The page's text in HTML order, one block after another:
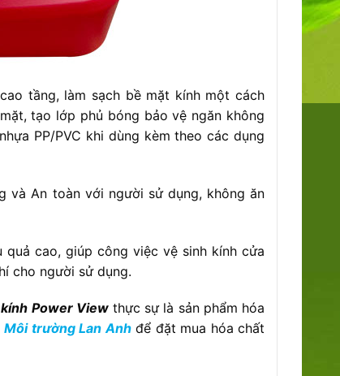
tầng, làm sạch bề mặt kính một cách
tạo lớp phủ bóng bảo vệ ngăn không
PP/PVC khi dùng kèm theo các dụng
và An toàn với người sử dụng, không ăn
quả cao, giúp công việc vệ sinh kính cửa
cho người sử dụng.
Power Viewthực sự là sản phẩm hóa
Môi trường Lan Anhđể đặt mua hóa chất